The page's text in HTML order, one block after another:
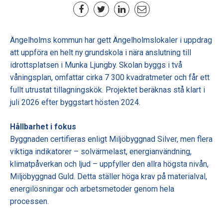
Ängelholms kommun har gett Ängelholmslokaler i uppdrag
att uppföra en helt ny grundskola i nära anslutning till
idrottsplatsen i Munka Ljungby. Skolan byggs i två
våningsplan, omfattar cirka 7 300 kvadratmeter och får ett
fullt utrustat tillagningskök. Projektet beräknas stå klart i
juli 2026 efter byggstart hösten 2024.
Hållbarhet i fokus
Byggnaden certifieras enligt Miljöbyggnad Silver, men flera
viktiga indikatorer – solvärmelast, energianvändning,
klimatpåverkan och ljud – uppfyller den allra högsta nivån,
Miljöbyggnad Guld. Detta ställer höga krav på materialval,
energilösningar och arbetsmetoder genom hela
processen.